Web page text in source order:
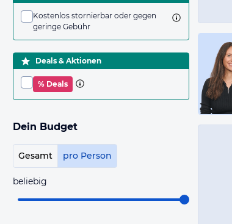
Kostenlos stornierbar oder gegen
geringe Gebühr
Deals & Aktionen
% Deals
Dein Budget
Gesamt pro Person
beliebig